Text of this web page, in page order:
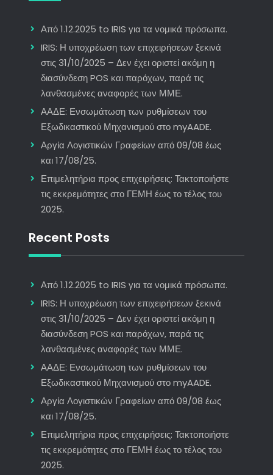
Από 1.12.2025 to IRIS για τα νομικά πρόσωπα.
IRIS: Η υποχρέωση των επιχειρήσεων ξεκινά
στις 31/10/2025 – Δεν έχει οριστεί ακόμη η
διασύνδεση POS και παρόχων, παρά τις
λανθασμένες αναφορές των ΜΜΕ.
ΑΑΔΕ: Ενσωμάτωση των ρυθμίσεων του
Εξωδικαστικού Μηχανισμού στο myAADE.
Αργία Λογιστικών Γραφείων από 09/08 έως
και 17/08/25.
Επιμελητήρια προς επιχειρήσεις: Τακτοποιήστε
τις εκκρεμότητες στο ΓΕΜΗ έως το τέλος του
2025.
Recent Posts
Από 1.12.2025 to IRIS για τα νομικά πρόσωπα.
IRIS: Η υποχρέωση των επιχειρήσεων ξεκινά
στις 31/10/2025 – Δεν έχει οριστεί ακόμη η
διασύνδεση POS και παρόχων, παρά τις
λανθασμένες αναφορές των ΜΜΕ.
ΑΑΔΕ: Ενσωμάτωση των ρυθμίσεων του
Εξωδικαστικού Μηχανισμού στο myAADE.
Αργία Λογιστικών Γραφείων από 09/08 έως
και 17/08/25.
Επιμελητήρια προς επιχειρήσεις: Τακτοποιήστε
τις εκκρεμότητες στο ΓΕΜΗ έως το τέλος του
2025.